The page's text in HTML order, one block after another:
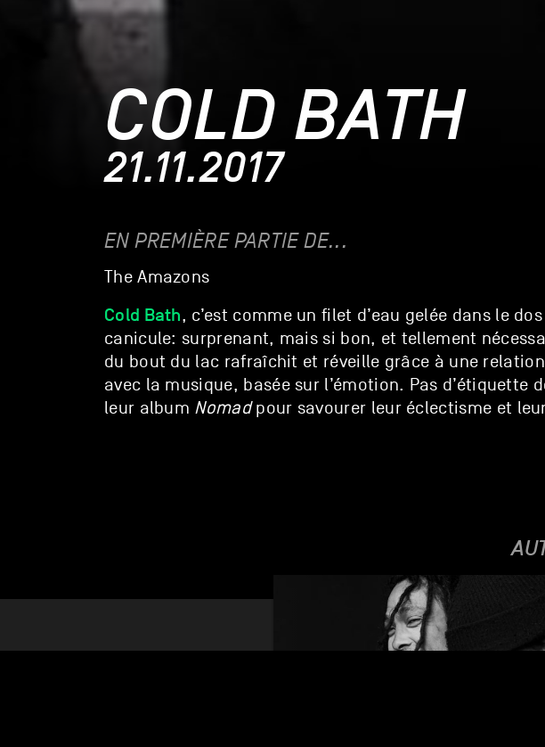
COLD BATH
21.11.2017
EN PREMIÈRE PARTIE DE...
The Amazons
Cold Bath, c’est comme un filet d’eau gelée dans le
canicule: surprenant, mais si bon, et tellement
du bout du lac rafraîchit et réveille grâce à une
avec la musique, basée sur l’émotion. Pas d’étiquette
leur album Nomadpour savourer leur éclectisme et